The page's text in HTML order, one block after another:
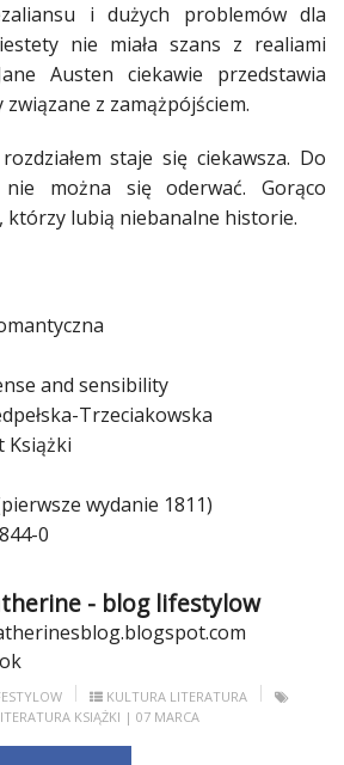
i dużych problemówdla
nie miała szans z realiami
Austen ciekawie przedstawia
związane z zamążpójściem.
staje się ciekawsza. Do
można się oderwać. Gorąco
którzy lubią niebanalne historie.
and sensibility
Trzeciakowska
Książki
wydanie 1811)
0
- blog lifestylow
KULTURA LITERATURA
KSIĄŻKI | 07 MARCA